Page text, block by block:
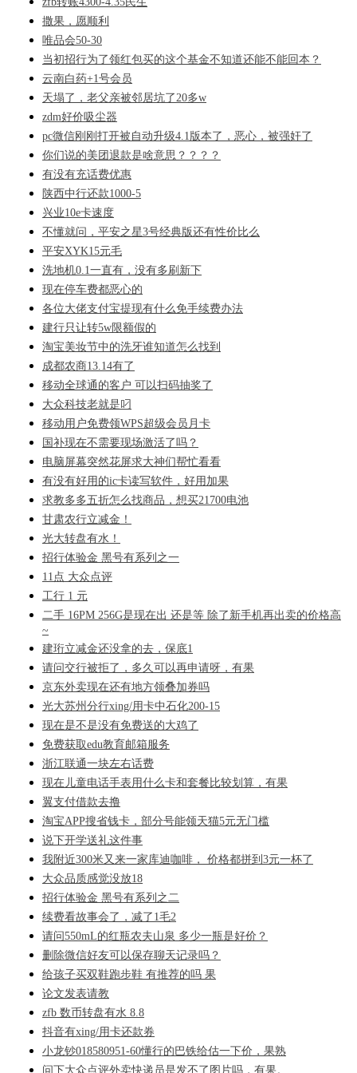
撒果，愿顺利
唯品会50-30
当初招行为了领红包买的这个基金不知道还能不能回本？
云南白药+1号会员
天塌了，老父亲被邻居坑了20多w
zdm好价吸尘器
pc微信刚刚打开被自动升级4.1版本了，恶心，被强奸了
你们说的美团退款是啥意思？？？？
有没有充话费优惠
陕西中行还款1000-5
兴业10e卡速度
不懂就问，平安之星3号经典版还有性价比么
平安XYK15元毛
洗地机0.1一直有，没有多刷新下
现在停车费都恶心的
各位大佬支付宝提现有什么免手续费办法
建行只让转5w限额假的
淘宝美妆节中的洗牙谁知道怎么找到
成都农商13.14有了
移动全球通的客户 可以扫码抽奖了
大众科技老就是叼
移动用户免费领WPS超级会员月卡
国补现在不需要现场激活了吗？
电脑屏幕突然花屏求大神们帮忙看看
有没有好用的ic卡读写软件，好用加果
求教多多五折怎么找商品，想买21700电池
甘肃农行立减金！
光大转盘有水！
招行体验金 黑号有系列之一
11点 大众点评
工行 1 元
二手 16PM 256G是现在出 还是等 除了新手机再出卖的价格高
~
建珩立减金还没拿的去，保底1
请问交行被拒了，多久可以再申请呀，有果
京东外卖现在还有地方领叠加券吗
光大苏州分行xing/用卡中石化200-15
现在是不是没有免费送的大鸡了
免费获取edu教育邮箱服务
浙江联通一块左右话费
现在儿童电话手表用什么卡和套餐比较划算，有果
翼支付借款去撸
淘宝APP搜省钱卡，部分号能领天猫5元无门槛
说下开学送礼这件事
我附近300米又来一家库迪咖啡， 价格都拼到3元一杯了
大众品质感觉没放18
招行体验金 黑号有系列之二
续费看故事会了，减了1毛2
请问550mL的红瓶农夫山泉 多少一瓶是好价？
删除微信好友可以保存聊天记录吗？
给孩子买双鞋跑步鞋 有推荐的吗 果
论文发表请教
zfb 数币转盘有水 8.8
抖音有xing/用卡还款券
小龙钞018580951-60懂行的巴铁给估一下价，果熟
问下大众点评外卖快递员是发不了图片吗，有果。